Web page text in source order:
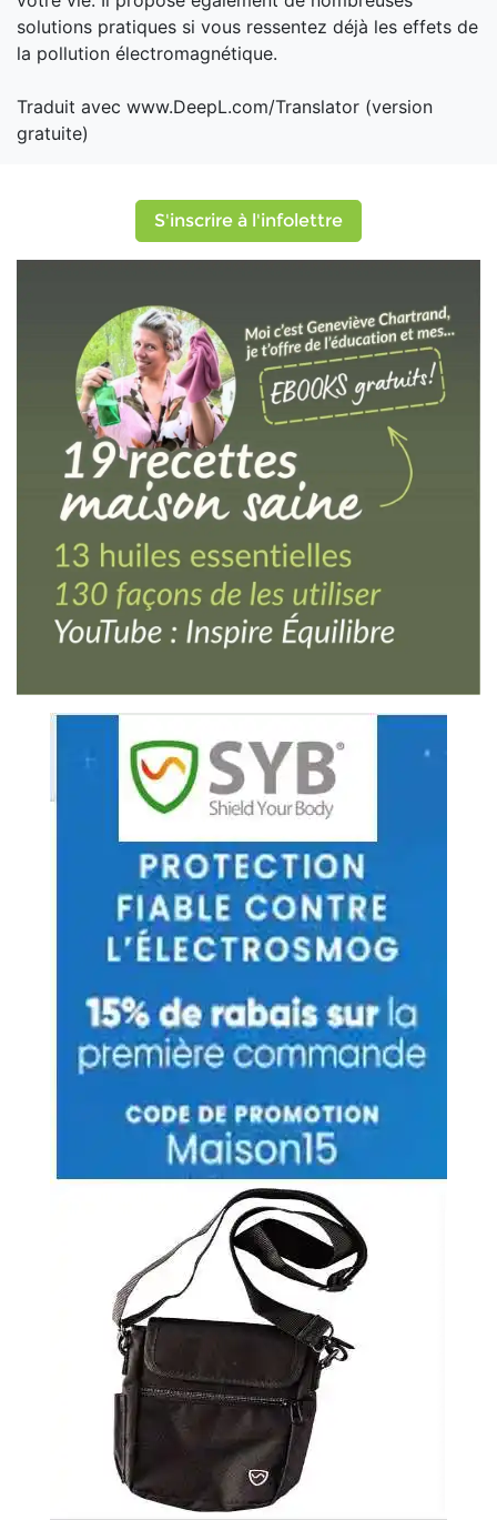
solutions pratiques si vous ressentez déjà les effets de
la pollution électromagnétique.
Traduit avec www.DeepL.com/Translator (version
gratuite)
S'inscrire à l'infolettre